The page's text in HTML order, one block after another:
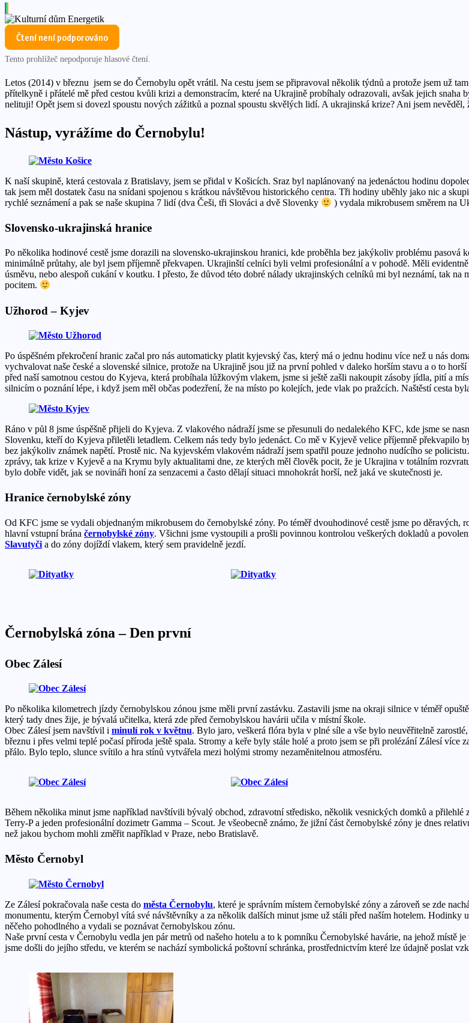
Čtení není podporováno
Tento prohlížeč nepodporuje hlasové čtení.
Letos (2014) v březnu jsem se do Černobylu opět vrátil. Na cestu jsem se připravoval několik týdnů a protože jsem už
přítelkyně i přátelé mě před cestou kvůli krizi a demonstracím, které na Ukrajině probíhaly odrazovali, avšak jejich snaha
nelituji! Opět jsem si dovezl spoustu nových zážitků a poznal spoustu skvělých lidí. A ukrajinská krize? Ani jsem
Nástup, vyrážíme do Černobylu!
K naší skupině, která cestovala z Bratislavy, jsem se přidal v Košicích. Sraz byl naplánovaný na jedenáctou hodinu
tak jsem měl dostatek času na snídani spojenou s krátkou návštěvou historického centra. Tři hodiny uběhly jako nic a
rychlé seznámení a pak se naše skupina 7 lidí (dva Češi, tři Slováci a dvě Slovenky
) vydala mikrobusem směrem na
Slovensko-ukrajinská hranice
Po několika hodinové cestě jsme dorazili na slovensko-ukrajinskou hranici, kde proběhla bez jakýkoliv problému
minimálně průtahy, ale byl jsem příjemně překvapen. Ukrajinští celníci byli velmi profesionální a v pohodě. Měli
úsměvu, nebo alespoň cukání v koutku. I přesto, že důvod této dobré nálady ukrajinských celníků mi byl neznámí, tak
pocitem.
Užhorod – Kyjev
Po úspěšném překročení hranic začal pro nás automaticky platit kyjevský čas, který má o jednu hodinu více než u nás
vychvalovat naše české a slovenské silnice, protože na Ukrajině jsou již na první pohled v daleko horším stavu a o to
před naší samotnou cestou do Kyjeva, která probíhala lůžkovým vlakem, jsme si ještě zašli nakoupit zásoby jídla, pití a
silnicím o poznání lépe, i když jsem měl občas podezření, že na místo po kolejích, jede vlak po pražcích. Naštěstí cesta
Ráno v půl 8 jsme úspěšně přijeli do Kyjeva. Z vlakového nádraží jsme se přesunuli do nedalekého KFC, kde jsme se
Slovenku, kteří do Kyjeva přiletěli letadlem. Celkem nás tedy bylo jedenáct. Co mě v Kyjevě velice příjemně překvapilo
bez jakýkoliv známek napětí. Prostě nic. Na kyjevském vlakovém nádraží jsem spatřil pouze jednoho nudícího se
zprávy, tak krize v Kyjevě a na Krymu byly aktualitami dne, ze kterých měl člověk pocit, že je Ukrajina v totálním
bylo dobře vidět, jak se novináři honí za senzacemi a často dělají situaci mnohokrát horší, než jaká ve skutečnosti je.
Hranice černobylské zóny
Od KFC jsme se vydali objednaným mikrobusem do černobylské zóny. Po téměř dvouhodinové cestě jsme po děravých,
hlavní vstupní brána černobylské zóny. Všichni jsme vystoupili a prošli povinnou kontrolou veškerých dokladů a
Slavutyči a do zóny dojíždí vlakem, který sem pravidelně jezdí.
Černobylská zóna – Den první
Obec Zálesí
Po několika kilometrech jízdy černobylskou zónou jsme měli první zastávku. Zastavili jsme na okraji silnice v téměř
který tady dnes žije, je bývalá učitelka, která zde před černobylskou havárii učila v místní škole.
Obec Zálesí jsem navštívil i minulí rok v květnu. Bylo jaro, veškerá flóra byla v plné síle a vše bylo neuvěřitelně
březnu i přes velmi teplé počasí příroda ještě spala. Stromy a keře byly stále holé a proto jsem se při prolézání Zálesí
přálo. Bylo teplo, slunce svítilo a hra stínů vytvářela mezi holými stromy nezaměnitelnou atmosféru.
Během několika minut jsme například navštívili bývalý obchod, zdravotní středisko, několik vesnických domků a přilehlé
Terry-P a jeden profesionální dozimetr Gamma – Scout. Je všeobecně známo, že jižní část černobylské zóny je dnes
než jakou bychom mohli změřit například v Praze, nebo Bratislavě.
Město Černobyl
Ze Zálesí pokračovala naše cesta do města Černobylu, které je správním místem černobylské zóny a zároveň se zde
monumentu, kterým Černobyl vítá své návštěvníky a za několik dalších minut jsme už stáli před naším hotelem.
něčeho pohodlného a vydali se poznávat černobylskou zónu.
Naše první cesta v Černobylu vedla jen pár metrů od našeho hotelu a to k pomníku Černobylské havárie, na jehož
jsme došli do jejího středu, ve kterém se nachází symbolická poštovní schránka, prostřednictvím které lze údajně poslat